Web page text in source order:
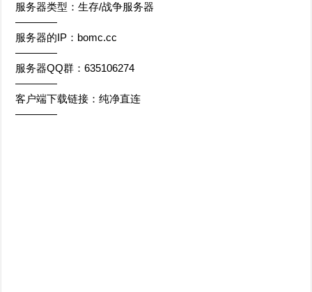
服务器类型：生存/战争服务器
————
服务器的IP：bomc.cc
————
服务器QQ群：635106274
————
客户端下载链接：纯净直连
————